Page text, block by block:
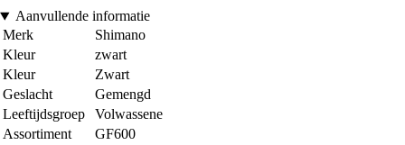
Aanvullende informatie
Merk
Shimano
Kleur
zwart
Kleur
Zwart
Geslacht
Gemengd
Leeftijdsgroep
Volwassene
Assortiment
GF600